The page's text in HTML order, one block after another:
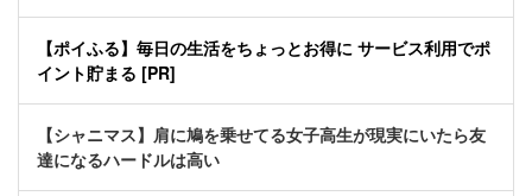
【ポイふる】毎日の生活をちょっとお得に サービス利用でポ
イント貯まる [PR]
【シャニマス】肩に鳩を乗せてる女子高生が現実にいたら友
達になるハードルは高い